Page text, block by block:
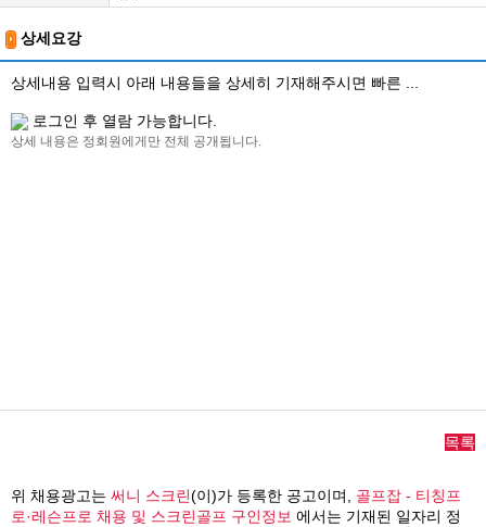
상세요강
상세내용 입력시 아래 내용들을 상세히 기재해주시면 빠른 ...
로그인 후 열람 가능합니다.
상세 내용은 정회원에게만 전체 공개됩니다.
목록
위 채용광고는 써니 스크린(이)가 등록한 공고이며, 골프잡 - 티칭프
로·레슨프로 채용 및 스크린골프 구인정보 에서는 기재된 일자리 정